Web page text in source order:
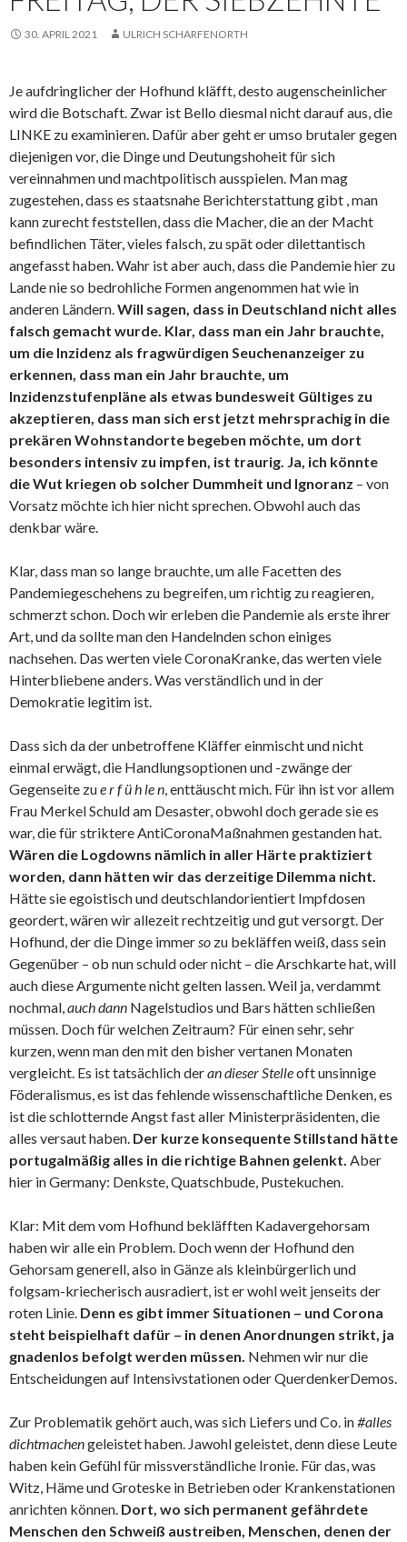
30. APRIL 2021 ULRICH SCHARFENORTH
Je aufdringlicher der Hofhund kläfft, desto augenscheinlicher
wird die Botschaft. Zwar ist Bello diesmal nicht darauf aus, die
LINKE zu examinieren. Dafür aber geht er umso brutaler gegen
diejenigen vor, die Dinge und Deutungshoheit für sich
vereinnahmen und machtpolitisch ausspielen. Man mag
zugestehen, dass es staatsnahe Berichterstattung gibt , man
kann zurecht feststellen, dass die Macher, die an der Macht
befindlichen Täter, vieles falsch, zu spät oder dilettantisch
angefasst haben. Wahr ist aber auch, dass die Pandemie hier zu
Lande nie so bedrohliche Formen angenommen hat wie in
anderen Ländern.Will sagen, dass in Deutschland nicht alles
falsch gemacht wurde. Klar, dass man ein Jahr brauchte,
um die Inzidenz als fragwürdigen Seuchenanzeiger zu
erkennen, dass man ein Jahr brauchte, um
Inzidenzstufenpläne als etwas bundesweit Gültiges zu
akzeptieren, dass man sich erst jetzt mehrsprachig in die
prekären Wohnstandorte begeben möchte, um dort
besonders intensiv zu impfen, ist traurig. Ja, ich könnte
die Wut kriegen ob solcher Dummheit und Ignoranz – von
Vorsatz möchte ich hier nicht sprechen. Obwohl auch das
denkbar wäre.
Klar, dass man so lange brauchte, um alle Facetten des
Pandemiegeschehens zu begreifen, um richtig zu reagieren,
schmerzt schon. Doch wir erleben die Pandemie als erste ihrer
Art, und da sollte man den Handelnden schon einiges
nachsehen. Das werten viele CoronaKranke, das werten viele
Hinterbliebene anders. Was verständlich und in der
Demokratie legitim ist.
Dass sich da der unbetroffene Kläffer einmischt und nicht
einmal erwägt, die Handlungsoptionen und -zwänge der
Gegenseite zue r f ü h le n, enttäuscht mich. Für ihn ist vor allem
Frau Merkel Schuld am Desaster, obwohl doch gerade sie es
war, die für striktere AntiCoronaMaßnahmen gestanden hat.
Wären die Logdowns nämlich in aller Härte praktiziert
worden, dann hätten wir das derzeitige Dilemma nicht.
Hätte sie egoistisch und deutschlandorientiert Impfdosen
geordert, wären wir allezeit rechtzeitig und gut versorgt. Der
Hofhund, der die Dinge immerso zu bekläffen weiß, dass sein
Gegenüber – ob nun schuld oder nicht – die Arschkarte hat, will
auch diese Argumente nicht gelten lassen. Weil ja, verdammt
nochmal,auchdann Nagelstudios und Bars hätten schließen
müssen. Doch für welchen Zeitraum? Für einen sehr, sehr
kurzen, wenn man den mit den bisher vertanen Monaten
vergleicht. Es ist tatsächlich deran dieser Stelleoft unsinnige
Föderalismus, es ist das fehlende wissenschaftliche Denken, es
ist die schlotternde Angst fast aller Ministerpräsidenten, die
alles versaut haben. Der kurze konsequente Stillstand hätte
portugalmäßig alles in die richtige Bahnen gelenkt. Aber
hier in Germany: Denkste, Quatschbude, Pustekuchen.
Klar: Mit dem vom Hofhund bekläfften Kadavergehorsam
haben wir alle ein Problem. Doch wenn der Hofhund den
Gehorsam generell, also in Gänze als kleinbürgerlich und
folgsam-kriecherisch ausradiert, ist er wohl weit jenseits der
roten Linie. Denn es gibt immer Situationen – und Corona
steht beispielhaft dafür – in denen Anordnungen strikt, ja
gnadenlos befolgt werden müssen. Nehmen wir nur die
Entscheidungen auf Intensivstationen oder QuerdenkerDemos.
Zur Problematik gehört auch, was sich Liefers und Co. in#alles
dichtmachengeleistet haben. Jawohl geleistet, denn diese Leute
haben kein Gefühl für missverständliche Ironie. Für das, was
Witz, Häme und Groteske in Betrieben oder Krankenstationen
anrichten können. Dort, wo sich permanent gefährdete
Menschen den Schweiß austreiben, Menschen, denen der